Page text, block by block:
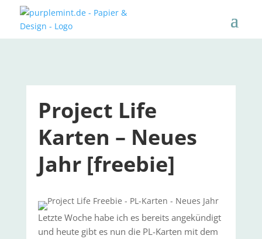
Project Life
Karten – Neues
Jahr [freebie]
Letzte Woche habe ich es bereits angekündigt
und heute gibt es nun die PL-Karten mit dem